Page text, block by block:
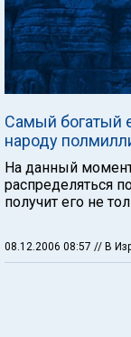
Самый богатый
народу
На данный
распределяться
получит его не
08.12.2006 08:57 // В